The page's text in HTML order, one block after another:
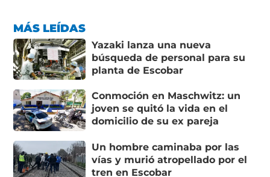
MÁS LEÍDAS
Yazaki lanza una nueva
búsqueda de personal para su
planta de Escobar
Conmoción en Maschwitz: un
joven se quitó la vida en el
domicilio de su ex pareja
Un hombre caminaba por las
vías y murió atropellado por el
tren en Escobar